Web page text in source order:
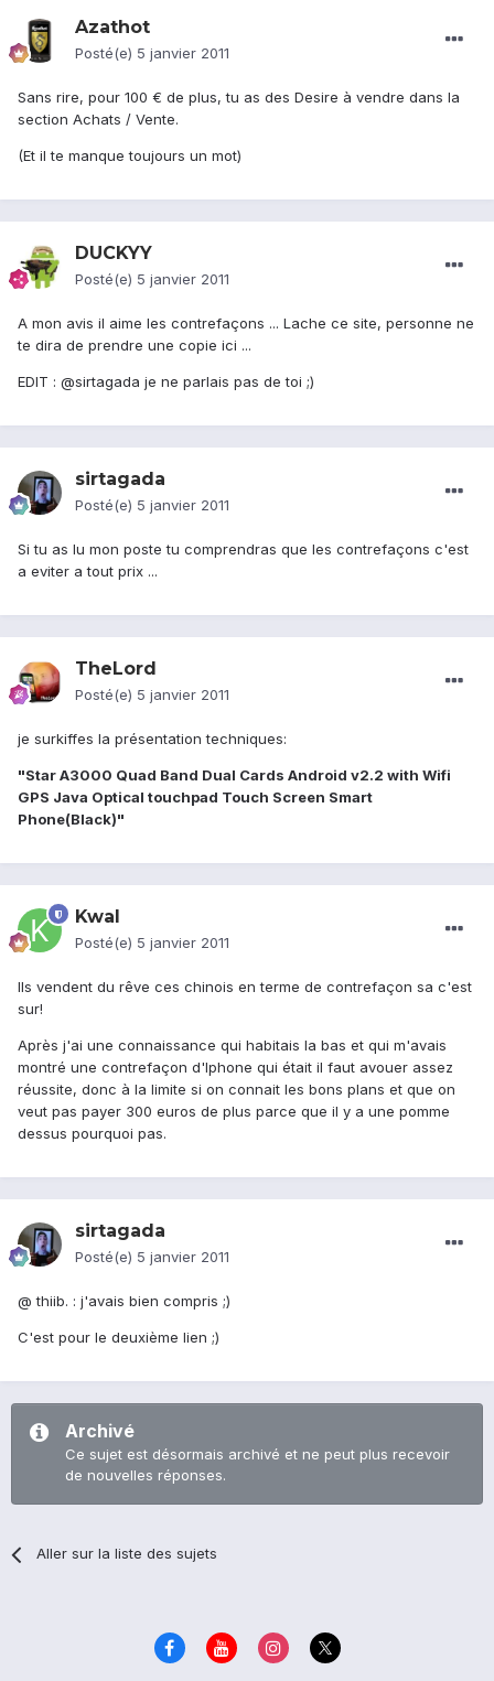
Azathot
Posté(e) 5 janvier 2011
Sans rire, pour 100 € de plus, tu as des Desire à vendre dans la
section Achats / Vente.
(Et il te manque toujours un mot)
DUCKYY
Posté(e) 5 janvier 2011
A mon avis il aime les contrefaçons ... Lache ce site, personne ne
te dira de prendre une copie ici ...
EDIT : @sirtagada je ne parlais pas de toi ;)
sirtagada
Posté(e) 5 janvier 2011
Si tu as lu mon poste tu comprendras que les contrefaçons c'est
a eviter a tout prix ...
TheLord
Posté(e) 5 janvier 2011
je surkiffes la présentation techniques:
"Star A3000 Quad Band Dual Cards Android v2.2 with Wifi
GPS Java Optical touchpad Touch Screen Smart
Phone(Black)"
Kwal
Posté(e) 5 janvier 2011
Ils vendent du rêve ces chinois en terme de contrefaçon sa c'est
sur!
Après j'ai une connaissance qui habitais la bas et qui m'avais
montré une contrefaçon d'Iphone qui était il faut avouer assez
réussite, donc à la limite si on connait les bons plans et que on
veut pas payer 300 euros de plus parce que il y a une pomme
dessus pourquoi pas.
sirtagada
Posté(e) 5 janvier 2011
@ thiib. : j'avais bien compris ;)
C'est pour le deuxième lien ;)
Archivé
Ce sujet est désormais archivé et ne peut plus recevoir
de nouvelles réponses.
Aller sur la liste des sujets